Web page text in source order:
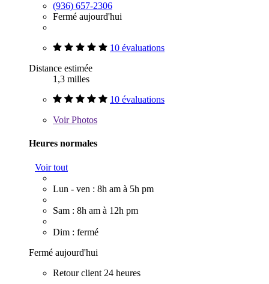
(936) 657-2306
Fermé aujourd'hui
10 évaluations
Distance estimée
1,3 milles
10 évaluations
VoirPhotos
Heures normales
Voir tout
Lun - ven : 8h am à 5h pm
Sam : 8h am à 12h pm
Dim : fermé
Fermé aujourd'hui
Retour client 24 heures